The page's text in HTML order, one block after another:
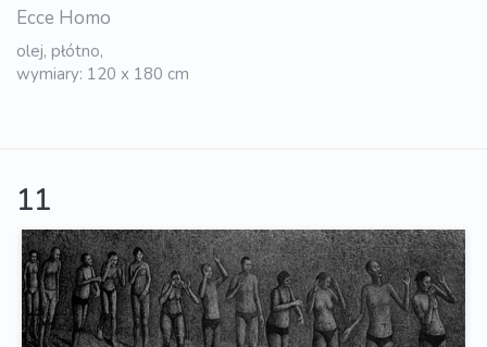
Ecce Homo
olej, płótno,
wymiary: 120 x 180 cm
11